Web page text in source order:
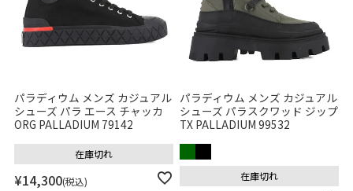
パラディウム メンズ カジュアル
シューズ パラ エース チャッカ
ORG PALLADIUM 79142
¥14,300 税込
在庫切れ
パラディウム メンズ カジュアル
シューズ パラスクワッド ジップ
TX PALLADIUM 99532
在庫切れ